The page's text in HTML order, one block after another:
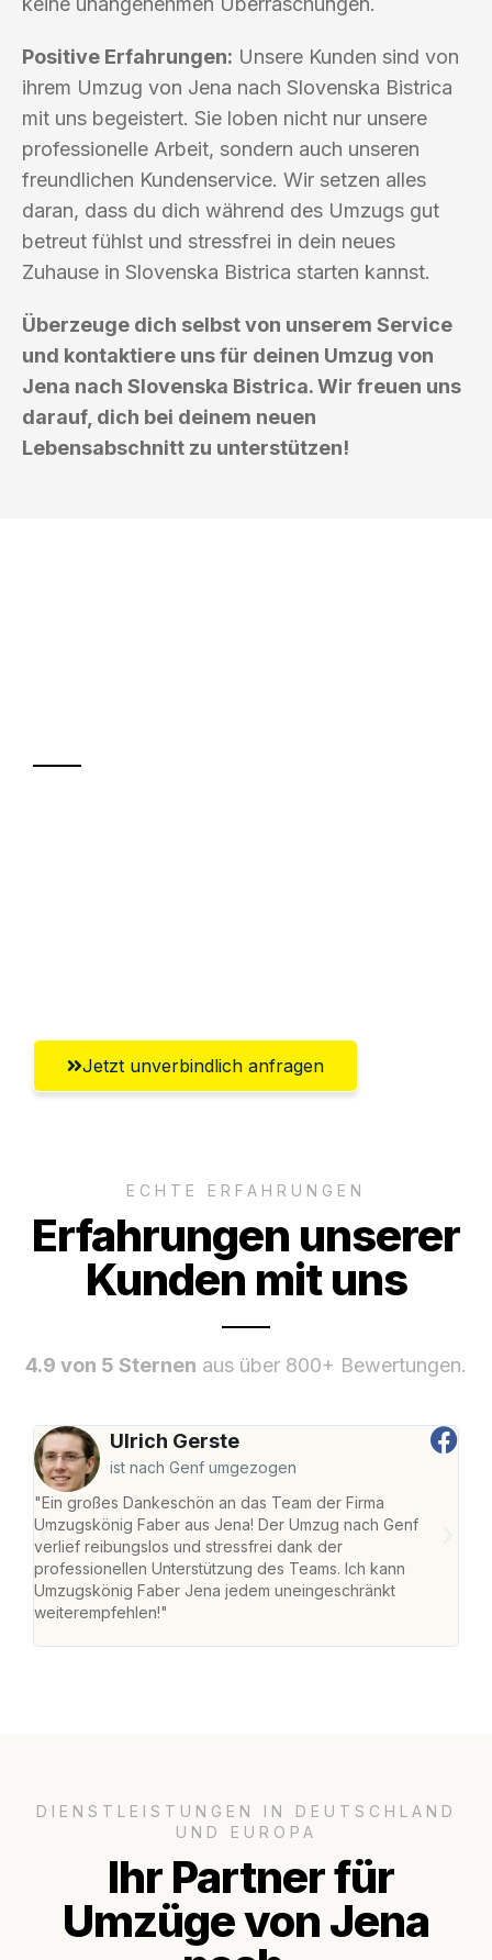
Positive Erfahrungen: Unsere Kunden sind von
ihrem Umzug von Jena nach Slovenska Bistrica
mit uns begeistert. Sie loben nicht nur unsere
professionelle Arbeit, sondern auch unseren
freundlichen Kundenservice. Wir setzen alles
daran, dass du dich während des Umzugs gut
betreut fühlst und stressfrei in dein neues
Zuhause in Slovenska Bistrica starten kannst.
Überzeuge dich selbst von unserem Service
und kontaktiere uns für deinen Umzug von
Jena nach Slovenska Bistrica. Wir freuen uns
darauf, dich bei deinem neuen
Lebensabschnitt zu unterstützen!
Jetzt unverbindlich anfragen
ECHTE ERFAHRUNGEN
Erfahrungen unserer
Kunden mit uns
4.9 von 5 Sternen aus über 800+ Bewertungen.
Ulrich Gerste
ist nach Genf umgezogen
"Ein großes Dankeschön an das Team der Firma
Umzugskönig Faber aus Jena! Der Umzug nach Genf
verlief reibungslos und stressfrei dank der
professionellen Unterstützung des Teams. Ich kann
Umzugskönig Faber Jena jedem uneingeschränkt
weiterempfehlen!"
DIENSTLEISTUNGEN IN DEUTSCHLAND
UND EUROPA
Ihr Partner für
Umzüge von Jena